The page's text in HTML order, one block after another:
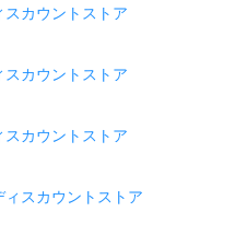
カウントストア
カウントストア
スカウントストア
スカウントストア